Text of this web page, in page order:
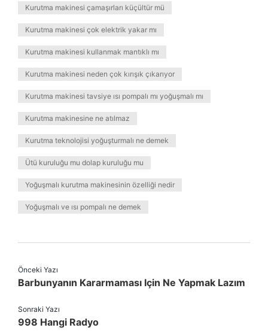
Kurutma makinesi çamaşırları küçültür mü
Kurutma makinesi çok elektrik yakar mı
Kurutma makinesi kullanmak mantıklı mı
Kurutma makinesi neden çok kırışık çıkarıyor
Kurutma makinesi tavsiye ısı pompalı mı yoğuşmalı mı
Kurutma makinesine ne atılmaz
Kurutma teknolojisi yoğuşturmalı ne demek
Ütü kuruluğu mu dolap kuruluğu mu
Yoğuşmalı kurutma makinesinin özelliği nedir
Yoğuşmalı ve ısı pompalı ne demek
Önceki Yazı
Barbunyanın Kararmaması Için Ne Yapmak Lazım
Sonraki Yazı
998 Hangi Radyo